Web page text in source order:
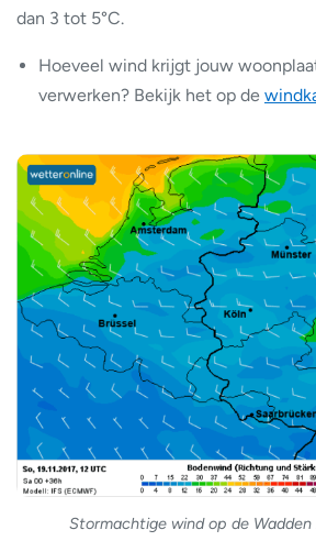
dan 3 tot 5°C.
Hoeveel wind krijgt jouw
verwerken? Bekijk het op de
Stormachtige wind op de Wadden